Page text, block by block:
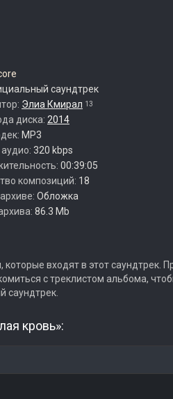
саундтрек
Элиа Кмирал 13
диска: 2014
MP3
320 kbps
00:39:05
композиций: 18
Обложка
86.3 Mb
входят в этот саундтрек.
с треклистом альбома,
саундтрек.
кровь»: